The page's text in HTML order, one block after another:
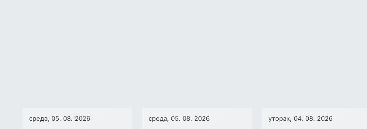
среда, 05. 08. 2026 среда, 05. 08. 2026 уторак, 04. 08. 2026